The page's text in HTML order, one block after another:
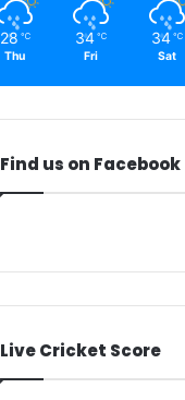
28 ℃
Thu
34 ℃
Fri
34 ℃
Sat
Find us on Facebook
Live Cricket Score